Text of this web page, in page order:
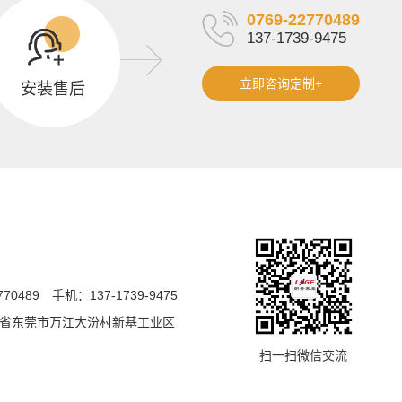
安装售后
0769-22770489
137-1739-9475
立即咨询定制+
手机：137-1739-9475
东莞市万江大汾村新基工业区
扫一扫微信交流